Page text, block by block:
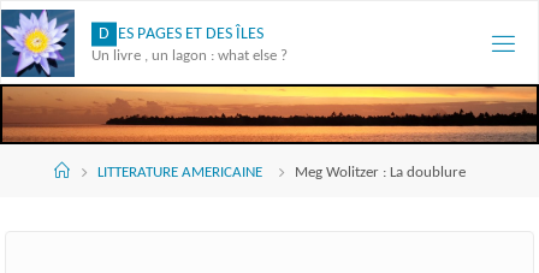
Skip
to
content
D ES PAGES ET DES ÎLES
Un livre , un lagon : what else ?
AccueilLITTERATURE AMERICAINE Meg Wolitzer : La doublure